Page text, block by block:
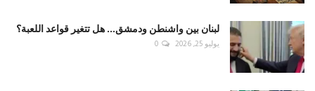
لبنان بين واشنطن ودمشق... هل تتغير قواعد اللعبة؟
يوليو 25, 2026 0